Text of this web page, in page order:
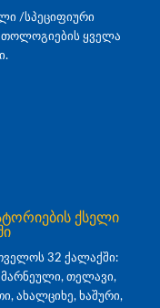
/სპეციფიური
ყველა
ქსელი
32 ქალაქში:
მარნეული, თელავი,
ახალციხე, ხაშური,